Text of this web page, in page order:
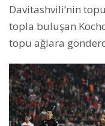
Davitashvili’nin
topla buluşan
topu ağlara